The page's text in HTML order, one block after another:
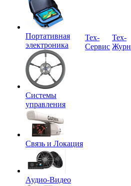
Портативная
электроника
Системы
управления
Связь и Локация
Аудио-Видео
Tex-
Сервис
Тех-